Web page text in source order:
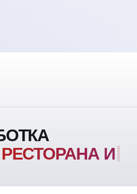
И